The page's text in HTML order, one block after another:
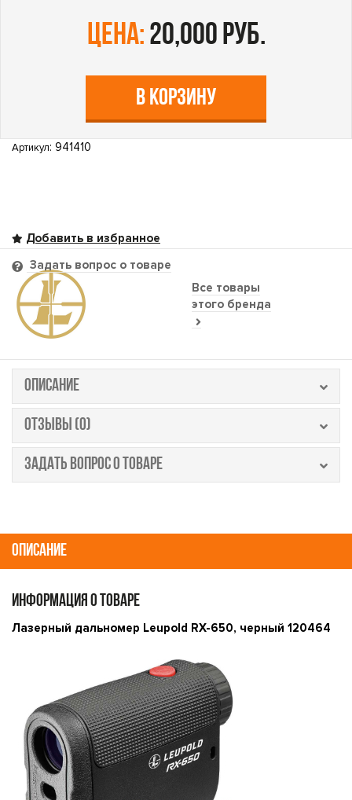
цена: 20,000 руб.
В КОРЗИНУ
Артикул: 941410
Все товары
этого бренда
Задать вопрос о товаре
ОПИСАНИЕ
ОТЗЫВЫ (0)
ЗАДАТЬ ВОПРОС О ТОВАРЕ
ОПИСАНИЕ
ИНФОРМАЦИЯ О ТОВАРЕ
Лазерный дальномер Leupold RX-650, черный 120464